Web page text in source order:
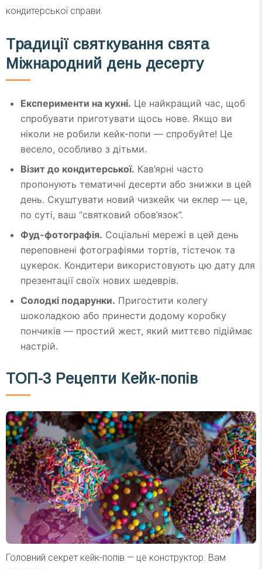
кондитерської справи.
Традиції святкування свята
Міжнародний день десерту
Експерименти на кухні. Це найкращий час, щоб
спробувати приготувати щось нове. Якщо ви
ніколи не робили кейк-попи — спробуйте! Це
весело, особливо з дітьми.
Візит до кондитерської. Кав’ярні часто
пропонують тематичні десерти або знижки в цей
день. Скуштувати новий чизкейк чи еклер — це,
по суті, ваш “святковий обов’язок”.
Фуд-фотографія. Соціальні мережі в цей день
переповнені фотографіями тортів, тістечок та
цукерок. Кондитери використовують цю дату для
презентації своїх нових шедеврів.
Солодкі подарунки. Пригостити колегу
шоколадкою або принести додому коробку
пончиків — простий жест, який миттєво підіймає
настрій.
ТОП-3 Рецепти Кейк-попів
Головний секрет кейк-попів — це конструктор. Вам